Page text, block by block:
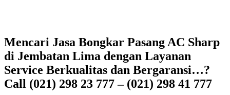
Mencari Jasa Bongkar Pasang AC Sharp
di Jembatan Lima dengan Layanan
Service Berkualitas dan Bergaransi…?
Call (021) 298 23 777 – (021) 298 41 777